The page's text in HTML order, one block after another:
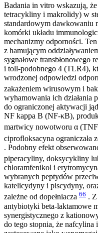
Badania in vitro wskazują,
tetracykliny i makrolidy) w
standardowym dawkowaniu
komórki układu
mechanizmy odporności.
z hamującym
sygnałowe transbłonowego
i toll-podobnego 4 (TLR4),
wrodzonej odpowiedzi
zakażeniem wirusowym i
wyhamowania ich działania
do ograniczonej aktywacji
NF kappa B (NF-κB),
martwicy nowotworu α
ciprofloksacyna ograniczała
. Podobny efekt
piperacyliny, doksycykliny
chloramfenikol i
wybranych peptydów
katelicydyny i piscydyny,
zależne od dopełniacza 66 .
antybiotyki beta-laktamowe
synergistycznego z
do tego stopnia, że